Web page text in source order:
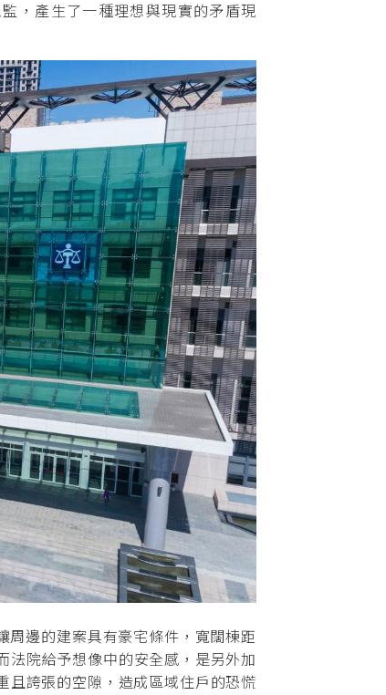
，產生了一種理想與現實的矛盾現
邊的建案具有豪宅條件，寬闊棟距
法院給予想像中的安全感，是另外加
且誇張的空隙，造成區域住戶的恐慌